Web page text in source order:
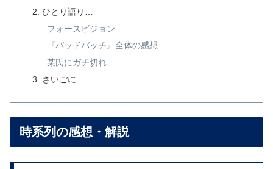
ひとり語り…
フォースビジョン
『バッドバッチ』全体の感想
某氏にガチ切れ
さいごに
時系列の感想・解説